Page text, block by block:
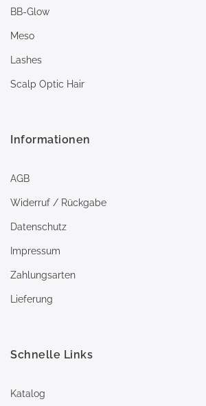
BB-Glow
Meso
Lashes
Scalp Optic Hair
Informationen
AGB
Widerruf / Rückgabe
Datenschutz
Impressum
Zahlungsarten
Lieferung
Schnelle Links
Katalog